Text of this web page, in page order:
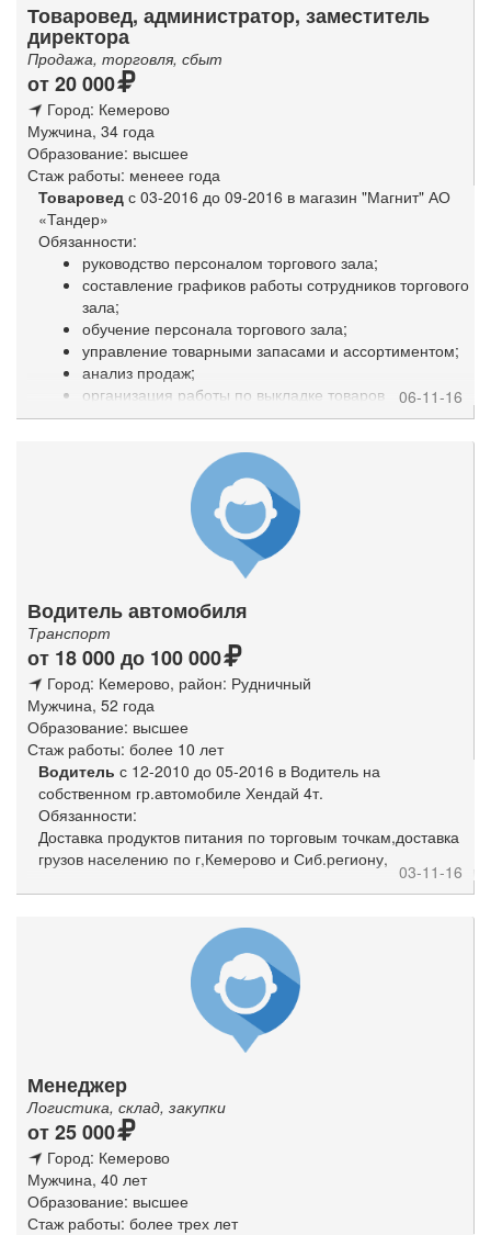
Товаровед, администратор, заместитель
директора
Продажа, торговля, сбыт
от 20 000
Город: Кемерово
Мужчина, 34 года
Образование: высшее
Стаж работы: менеее года
Товаровед с 03-2016 до 09-2016 в магазин "Магнит" АО
«Тандер»
Обязанности:
руководство персоналом торгового зала;
составление графиков работы сотрудников торгового
зала;
обучение персонала торгового зала;
управление товарными запасами и ассортиментом;
анализ продаж;
организация работы по выкладке товаров
(мерчендайзинг);
контроль и обеспечение качественного обслуживания
оформление кассовых документов, составление
кассовой отчетности, ведение кассовой книги;
участие в инвентаризации товарно-материальных
осуществление операций с денежными средствами;
годности;
работа с первичной документацией.
06-11-16
Водитель автомобиля
Транспорт
от 18 000 до 100 000
Город: Кемерово, район: Рудничный
Мужчина, 52 года
Образование: высшее
Стаж работы: более 10 лет
Водитель с 12-2010 до 05-2016 в Водитель на
собственном гр.автомобиле Хендай 4т.
Обязанности:
Доставка продуктов питания по торговым точкам,доставка
грузов населению по г,Кемерово и Сиб.региону,
03-11-16
Менеджер
Логистика, склад, закупки
от 25 000
Город: Кемерово
Мужчина, 40 лет
Образование: высшее
Стаж работы: более трех лет